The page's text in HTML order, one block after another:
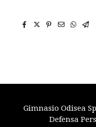
Gimnasio Odisea
Defensa